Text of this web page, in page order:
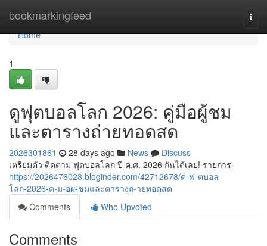
bookmarkingfeed
Home
Home
1
ดูฟุตบอลโลก 2026: คู่มือผู้ชม
และตารางถ่ายทอดสด
2026301861 28 days ago News
Discuss
เตรียมตัว ติดตาม ฟุตบอลโลก ปี ค.ศ. 2026 กันได้เลย! รายการ
https://2026476028.bloginder.com/42712678/ด-ฟ-ตบอล
โลก-2026-ค-ม-อผ-ชมและตารางถ-ายทอดสด
Comments
Who Upvoted
Comments